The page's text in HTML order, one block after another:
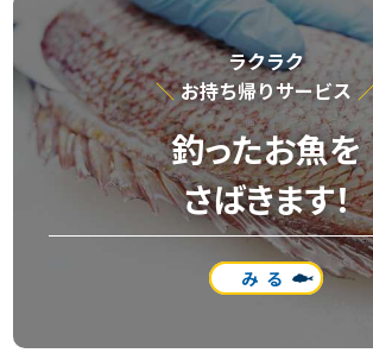
ラクラク
お持ち帰りサービス
釣ったお魚を
さばきます！
みる